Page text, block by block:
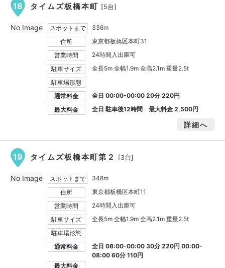
18 タイムズ板橋本町 [5台]
スポットまで
336m
住所
東京都板橋区本町31
営業時間
24時間入出庫可
駐車サイズ
全長5m 全幅1.9m 全高2.1m 重量2.5t
駐車場形態
通常料金
全日 00:00-00:00 20分 220円
最大料金
全日 駐車後12時間 最大料金2,500円
詳細へ
No Image
19 タイムズ板橋本町第２ [3台]
スポットまで
348m
住所
東京都板橋区本町11
営業時間
24時間入出庫可
駐車サイズ
全長5m 全幅1.9m 全高2.1m 重量2.5t
駐車場形態
通常料金
全日 08:00-00:00 30分 220円 00:00-
08:00 60分 110円
最大料金
No Image